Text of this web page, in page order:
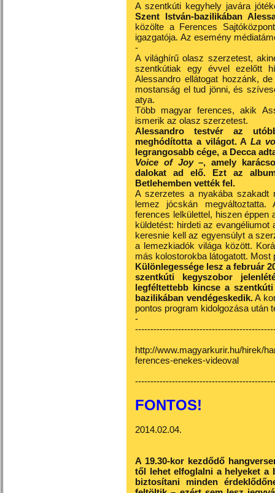
A szentkúti kegyhely javára
Szent István-bazilikában
közölte a Ferences
igazgatója. Az esemény
-
A világhírű olasz szerzetest,
szentkútiak egy évvel ezelőtt
Alessandro ellátogat hozzánk,
mostanság el tud jönni, és
atya.
Több magyar ferences, akik
ismerik az olasz szerzetest.
Alessandro testvér az
meghódította a világot. A La
legrangosabb cége, a Decca
Voice of Joy–, amely
dalokat ad elő. Ezt az
Betlehemben vették fel.
A szerzetes a nyakába szakadt
lemez jócskán
ferences lelkülettel, hiszen
küldetést: hirdeti az evangéliumot
keresnie kell az egyensúlyt a
a lemezkiadók világa között.
más kolostorokba látogatott. Most
Különlegessége lesz a február
szentkúti kegyszobor
legféltettebb kincse a
bazilikában vendégeskedik.A
pontos program kidolgozása után
-
http://www.magyarkurir.hu/hirek/
ferences-enekes-videoval
FONTOS!
2014.02.04.
A 19.30-kor kezdődő
től lehet elfoglalni a helyeket a
biztosítani minden